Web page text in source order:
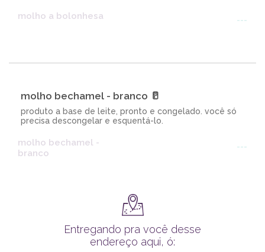
molho a bolonhesa ---
molho bechamel - branco 🥛
produto a base de leite, pronto e congelado. você só
precisa descongelar e esquentá-lo.
molho bechamel -
branco
---
Entregando pra você desse
endereço aqui, ó: